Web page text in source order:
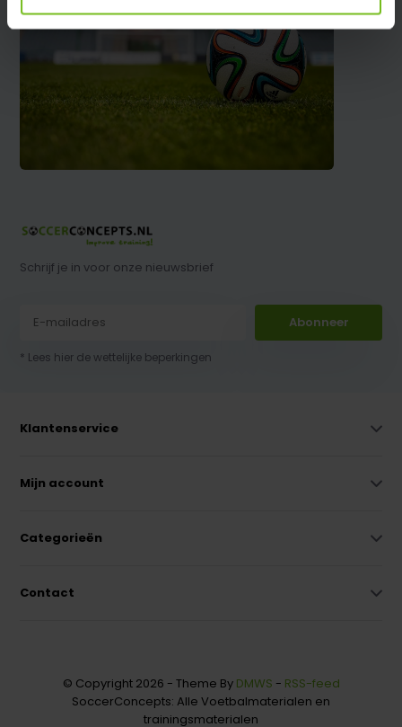
Schrijf je in voor onze nieuwsbrief
Abonneer
* Lees hier de wettelijke beperkingen
Klantenservice
Mijn account
Categorieën
Contact
© Copyright 2026 - Theme By DMWS - RSS-feed
SoccerConcepts: Alle Voetbalmaterialen en
trainingsmaterialen